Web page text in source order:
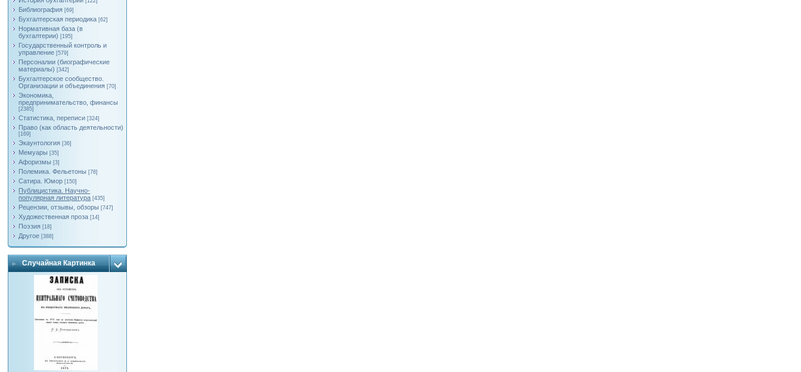
Библиография [69]
Бухгалтерская периодика [62]
Нормативная база (в
бухгалтерии) [195]
Государственный контроль и
управление [579]
Персоналии (биографические
материалы) [342]
Бухгалтерское сообщество.
Организации и объединения [70]
Экономика,
предпринимательство, финансы
[2385]
Статистика, переписи [324]
Право (как область деятельности)
[169]
Экаунтология [36]
Мемуары [35]
Афоризмы [3]
Полемика. Фельетоны [78]
Сатира. Юмор [150]
Публицистика. Научно-
популярная литература [435]
Рецензии, отзывы, обзоры [747]
Художественная проза [14]
Поэзия [18]
Другое [388]
Случайная Картинка